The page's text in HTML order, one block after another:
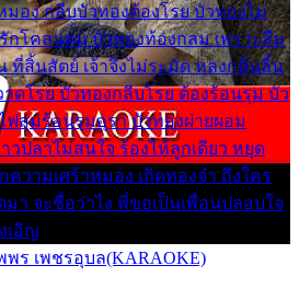
มอง กลีบบัวทองต้องโรย บัวทองไม่
กโคลนตม บัวทองท้องกลม เพราะลืม
ที่สิ้นสัตย์ เจ้าจึงไม่ระมัด หลงกลิ่นลิ้น
ดโรย บัวทองกลีบโรย ต้องร้อนรุม บัว
สุมร้อนรุมอุรา บัวทองผ่ายผอม
วปลาไม่สนใจ ร้องไห้ลูกเดียว หยุด
ความเศร้าหมอง เถิดทองจ๋า ถึงใคร
มา จะชื่อว่าไง พี่ขอเป็นเพื่อนปลอบใจ
เอิญ
พร เพชรอุบล(KARAOKE)